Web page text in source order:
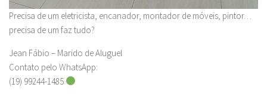
Precisa de um eletricista, encanador, montador de móveis, pintor…
precisa de um faz tudo?
Jean Fábio – Marido de Aluguel
Contato pelo WhatsApp:
(19) 99244-1485